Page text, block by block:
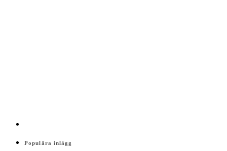
Populära inlägg